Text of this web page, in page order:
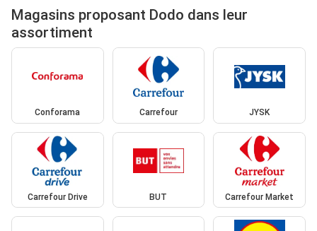
Magasins proposant Dodo dans leur
assortiment
Conforama Carrefour JYSK
Carrefour Drive BUT Carrefour Market